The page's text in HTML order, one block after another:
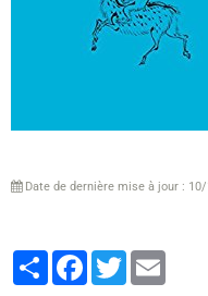
Date de dernière mise à jour :
PartagerFacebook
Twitter